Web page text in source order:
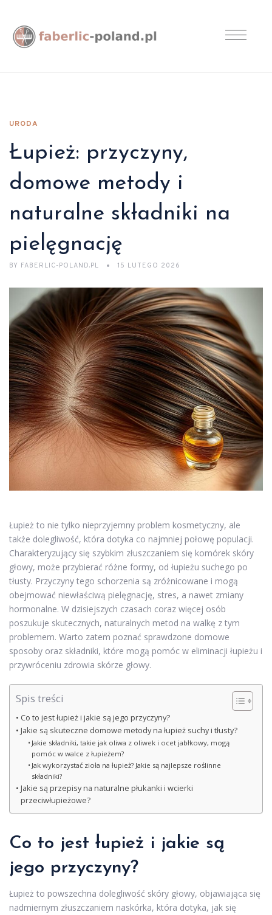
URODA
Łupież: przyczyny,
domowe metody i
naturalne składniki na
pielęgnację
BY FABERLIC-POLAND.PL 15 LUTEGO 2026
Łupież to nie tylko nieprzyjemny problem kosmetyczny, ale
także dolegliwość, która dotyka co najmniej połowę populacji.
Charakteryzujący się szybkim złuszczaniem się komórek skóry
głowy, może przybierać różne formy, od łupieżu suchego po
tłusty. Przyczyny tego schorzenia są zróżnicowane i mogą
obejmować niewłaściwą pielęgnację, stres, a nawet zmiany
hormonalne. W dzisiejszych czasach coraz więcej osób
poszukuje skutecznych, naturalnych metod na walkę z tym
problemem. Warto zatem poznać sprawdzone domowe
sposoby oraz składniki, które mogą pomóc w eliminacji łupieżu i
przywróceniu zdrowia skórze głowy.
Spis treści
Co to jest łupież i jakie są jego przyczyny?
Jakie są skuteczne domowe metody na łupież suchy i tłusty?
Jakie składniki, takie jak oliwa z oliwek i ocet jabłkowy, mogą
pomóc w walce z łupieżem?
Jak wykorzystać zioła na łupież? Jakie są najlepsze roślinne
składniki?
Jakie są przepisy na naturalne płukanki i wcierki
przeciwłupieżowe?
Co to jest łupież i jakie są
jego przyczyny?
Łupież to powszechna dolegliwość skóry głowy, objawiająca się
nadmiernym złuszczaniem naskórka, która dotyka, jak się